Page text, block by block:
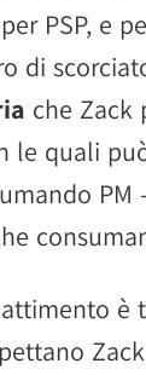
PSP, e
di
che Zack
le quali
PM
è